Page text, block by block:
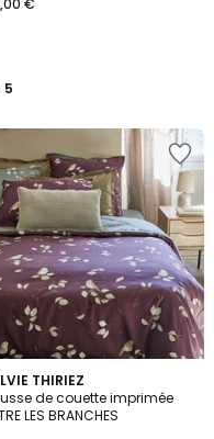
€
5
THIRIEZ
de couette imprimée
LES BRANCHES